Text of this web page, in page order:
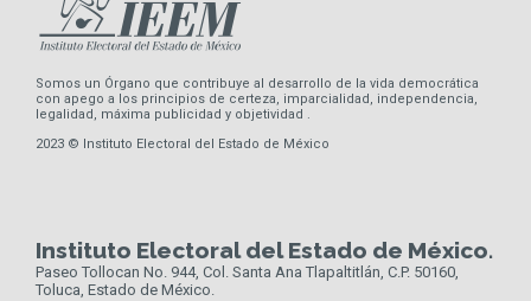
Somos un Órgano que contribuye al desarrollo de la vida democrática
con apego a los principios de certeza, imparcialidad, independencia,
legalidad, máxima publicidad y objetividad .
2023 © Instituto Electoral del Estado de México
Instituto Electoral del Estado de México.
Paseo Tollocan No. 944, Col. Santa Ana Tlapaltitlán, C.P. 50160,
Toluca, Estado de México.